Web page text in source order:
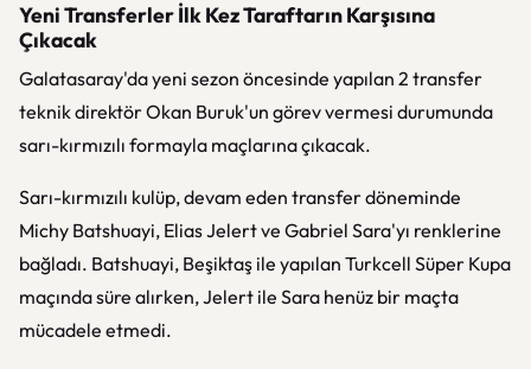
Yeni Transferler İlk Kez Taraftarın Karşısına
Çıkacak
Galatasaray'da yeni sezon öncesinde yapılan 2 transfer
teknik direktör Okan Buruk'un görev vermesi durumunda
sarı-kırmızılı formayla maçlarına çıkacak.
Sarı-kırmızılı kulüp, devam eden transfer döneminde
Michy Batshuayi, Elias Jelert ve Gabriel Sara'yı renklerine
bağladı. Batshuayi, Beşiktaş ile yapılan Turkcell Süper Kupa
maçında süre alırken, Jelert ile Sara henüz bir maçta
mücadele etmedi.